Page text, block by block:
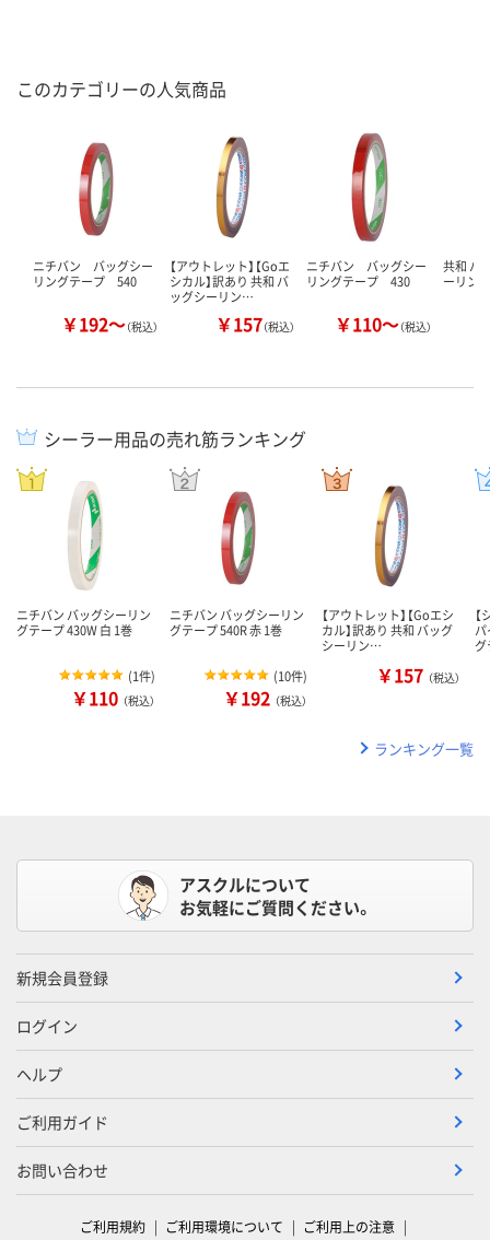
このカテゴリーの人気商品
ニチバン バッグシー
リングテープ 540
￥192～（税込）
【アウトレット】【Goエ
シカル】訳あり 共和 バ
ッグシーリン…
￥157（税込）
ニチバン バッグシー
リングテープ 430
￥110～（税込）
共和 パ
ーリン
シーラー用品の売れ筋ランキング
ニチバン バッグシーリン
グテープ 430W 白 1巻
(1件)
￥110 （税込）
ニチバン バッグシーリン
グテープ 540R 赤 1巻
(10件)
￥192 （税込）
【アウトレット】【Goエシ
カル】訳あり 共和 バッグ
シーリン…
￥157 （税込）
ランキング一覧
アスクルについて
お気軽にご質問ください。
新規会員登録
ログイン
ヘルプ
ご利用ガイド
お問い合わせ
ご利用規約 ご利用環境について ご利用上の注意